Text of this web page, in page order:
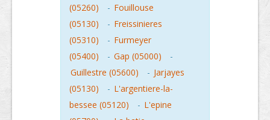
(05260)
- Fouillouse
(05130)
- Freissinieres
(05310)
- Furmeyer
(05400)
- Gap (05000)
-
Guillestre (05600)
- Jarjayes
(05130)
- L'argentiere-la-
bessee (05120)
- L'epine